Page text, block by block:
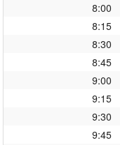
8:00
8:15
8:30
8:45
9:00
9:15
9:30
9:45